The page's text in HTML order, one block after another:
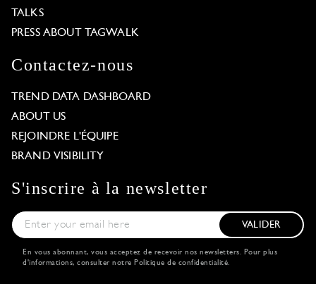
TALKS
PRESS ABOUT TAGWALK
Contactez-nous
TREND DATA DASHBOARD
ABOUT US
REJOINDRE L'ÉQUIPE
BRAND VISIBILITY
S'inscrire à la newsletter
VALIDER
En vous abonnant, vous acceptez de recevoir nos newsletters. Pour plus
d'informations, consulter notre Politique de confidentialité.